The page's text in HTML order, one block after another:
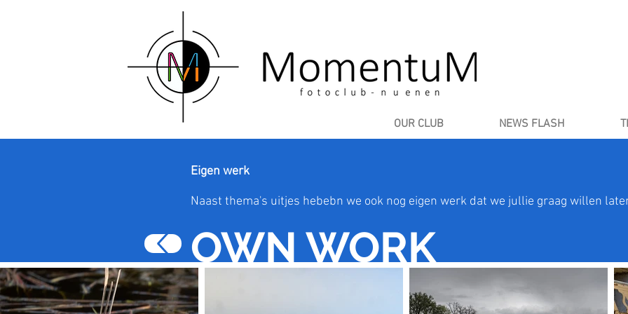
OUR CLUB NEWS FLASH
Eigen werk
Naast thema's uitjes hebebn we ook nog eigen werk dat we jullie graag willen
OWN WORK